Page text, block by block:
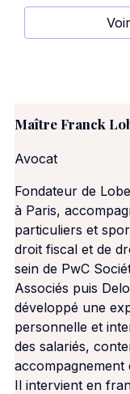
Maître Franck
Avocat
Fondateur de
à Paris,
particuliers et
droit fiscal et de
sein de PwC
Associés puis
développé une
personnelle et
des salariés,
Il intervient en